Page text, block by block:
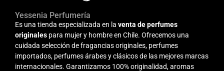
Yessenia Perfumería
Es una tienda especializada en la venta de perfumes
originales para mujer y hombre en Chile. Ofrecemos una
cuidada selección de fragancias originales, perfumes
importados, perfumes árabes y clásicos de las mejores marcas
internacionales. Garantizamos 100% originalidad, aromas